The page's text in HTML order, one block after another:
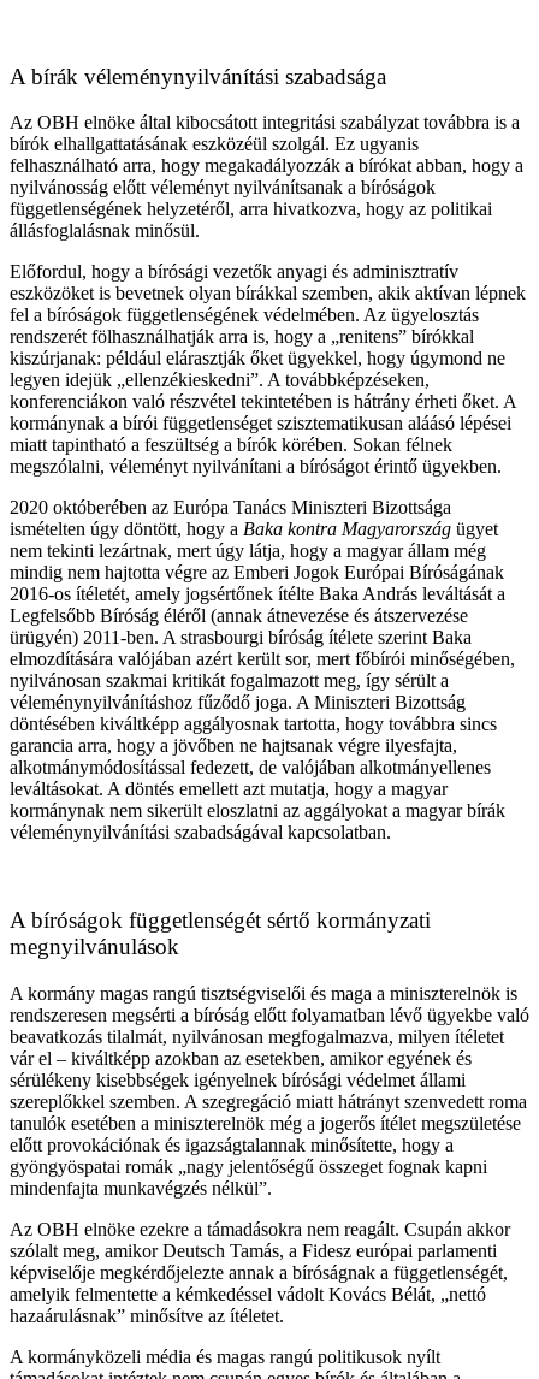
A bírák véleménynyilvánítási szabadsága
Az OBH elnöke által kibocsátott integritási szabályzat továbbra is a
bírók elhallgattatásának eszközéül szolgál. Ez ugyanis
felhasználható arra, hogy megakadályozzák a bírókat abban, hogy a
nyilvánosság előtt véleményt nyilvánítsanak a bíróságok
függetlenségének helyzetéről, arra hivatkozva, hogy az politikai
állásfoglalásnak minősül.
Előfordul, hogy a bírósági vezetők anyagi és adminisztratív
eszközöket is bevetnek olyan bírákkal szemben, akik aktívan lépnek
fel a bíróságok függetlenségének védelmében. Az ügyelosztás
rendszerét fölhasználhatják arra is, hogy a „renitens” bírókkal
kiszúrjanak: például elárasztják őket ügyekkel, hogy úgymond ne
legyen idejük „ellenzékieskedni”. A továbbképzéseken,
konferenciákon való részvétel tekintetében is hátrány érheti őket. A
kormánynak a bírói függetlenséget szisztematikusan aláásó lépései
miatt tapintható a feszültség a bírók körében. Sokan félnek
megszólalni, véleményt nyilvánítani a bíróságot érintő ügyekben.
2020 októberében az Európa Tanács Miniszteri Bizottsága
ismételten úgy döntött, hogy a Baka kontra Magyarország ügyet
nem tekinti lezártnak, mert úgy látja, hogy a magyar állam még
mindig nem hajtotta végre az Emberi Jogok Európai Bíróságának
2016-os ítéletét, amely jogsértőnek ítélte Baka András leváltását a
Legfelsőbb Bíróság éléről (annak átnevezése és átszervezése
ürügyén) 2011-ben. A strasbourgi bíróság ítélete szerint Baka
elmozdítására valójában azért került sor, mert főbírói minőségében,
nyilvánosan szakmai kritikát fogalmazott meg, így sérült a
véleménynyilvánításhoz fűződő joga. A Miniszteri Bizottság
döntésében kiváltképp aggályosnak tartotta, hogy továbbra sincs
garancia arra, hogy a jövőben ne hajtsanak végre ilyesfajta,
alkotmánymódosítással fedezett, de valójában alkotmányellenes
leváltásokat. A döntés emellett azt mutatja, hogy a magyar
kormánynak nem sikerült eloszlatni az aggályokat a magyar bírák
véleménynyilvánítási szabadságával kapcsolatban.
A bíróságok függetlenségét sértő kormányzati
megnyilvánulások
A kormány magas rangú tisztségviselői és maga a miniszterelnök is
rendszeresen megsérti a bíróság előtt folyamatban lévő ügyekbe való
beavatkozás tilalmát, nyilvánosan megfogalmazva, milyen ítéletet
vár el – kiváltképp azokban az esetekben, amikor egyének és
sérülékeny kisebbségek igényelnek bírósági védelmet állami
szereplőkkel szemben. A szegregáció miatt hátrányt szenvedett roma
tanulók esetében a miniszterelnök még a jogerős ítélet megszületése
előtt provokációnak és igazságtalannak minősítette, hogy a
gyöngyöspatai romák „nagy jelentőségű összeget fognak kapni
mindenfajta munkavégzés nélkül”.
Az OBH elnöke ezekre a támadásokra nem reagált. Csupán akkor
szólalt meg, amikor Deutsch Tamás, a Fidesz európai parlamenti
képviselője megkérdőjelezte annak a bíróságnak a függetlenségét,
amelyik felmentette a kémkedéssel vádolt Kovács Bélát, „nettó
hazaárulásnak” minősítve az ítéletet.
A kormányközeli média és magas rangú politikusok nyílt